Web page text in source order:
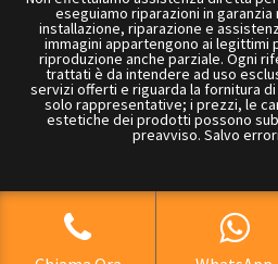
eseguiamo riparazioni in
installazione, riparazione e
immagini appartengono ai legittimi
riproduzione anche parziale. Ogni
trattati è da intendere ad uso
servizi offerti e riguarda la fornitura
solo rappresentative; i prezzi, le
estetiche dei prodotti possono
preavviso. Salvo